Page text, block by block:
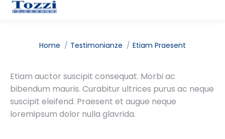
Home Testimonianze Etiam Praesent
Etiam auctor suscipit consequat. Morbi ac
bibendum mauris. Curabitur ultrices purus ac neque
suscipit eleifend. Praesent et augue neque
loremipsum dolor nulla glavrida.